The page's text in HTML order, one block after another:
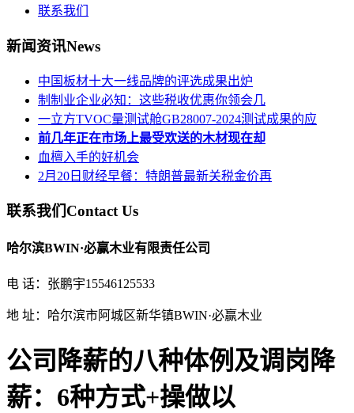
联系我们
新闻资讯News
中国板材十大一线品牌的评选成果出炉
制制业企业必知：这些税收优惠你领会几
一立方TVOC量测试舱GB28007-2024测试成果的应
前几年正在市场上最受欢送的木材现在却
血檀入手的好机会
2月20日财经早餐：特朗普最新关税金价再
联系我们Contact Us
哈尔滨BWIN·必赢木业有限责任公司
电 话：张鹏宇15546125533
地 址：哈尔滨市阿城区新华镇BWIN·必赢木业
公司降薪的八种体例及调岗降
薪：6种方式+操做以